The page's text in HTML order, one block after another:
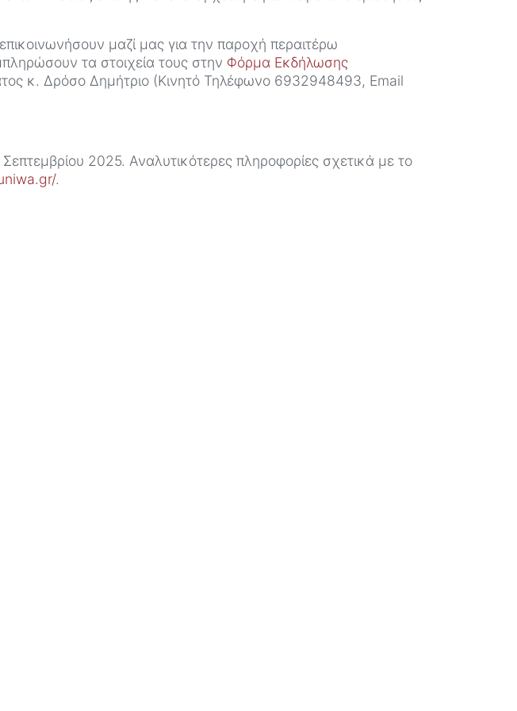
μαζί μας για την παροχή περαιτέρω
τα στοιχεία τους στην Φόρμα Εκδήλωσης
κ. Δρόσο Δημήτριο (Κινητό Τηλέφωνο 6932948493, Email
2025. Αναλυτικότερες πληροφορίες σχετικά με το
.